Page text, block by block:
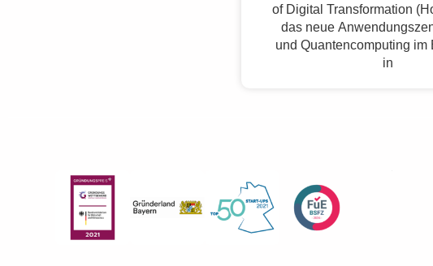
of Digital Transformation
das neue
und Quantencomputing im
in